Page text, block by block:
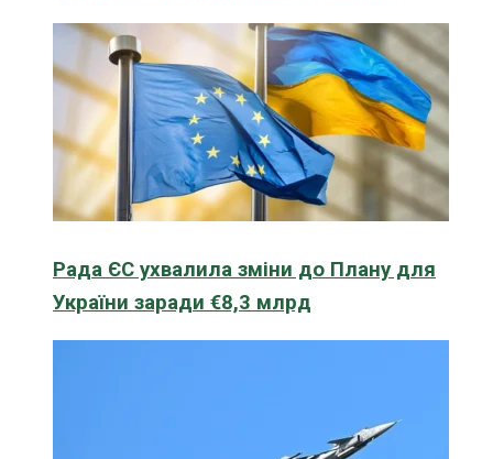
Рада ЄС ухвалила зміни до Плану для
України заради €8,3 млрд